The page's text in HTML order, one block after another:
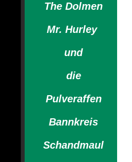
The Dolmen
Mr. Hurley
und
die
Pulveraffen
Bannkreis
Schandmaul